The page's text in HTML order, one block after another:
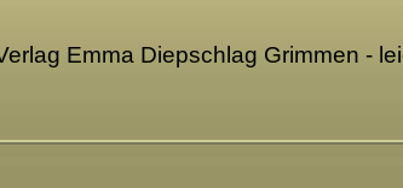
Emma Diepschlag Grimmen -